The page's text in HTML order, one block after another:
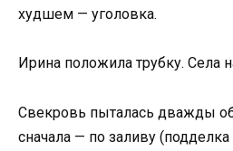
худшем — уголовка.
Ирина положила трубку. Села
Свекровь пыталась дважды
сначала — по заливу (подделка